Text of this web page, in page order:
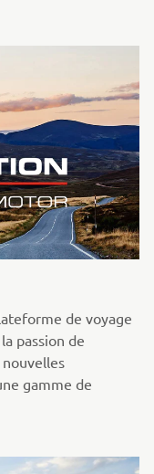
de voyage
passion de
gamme de